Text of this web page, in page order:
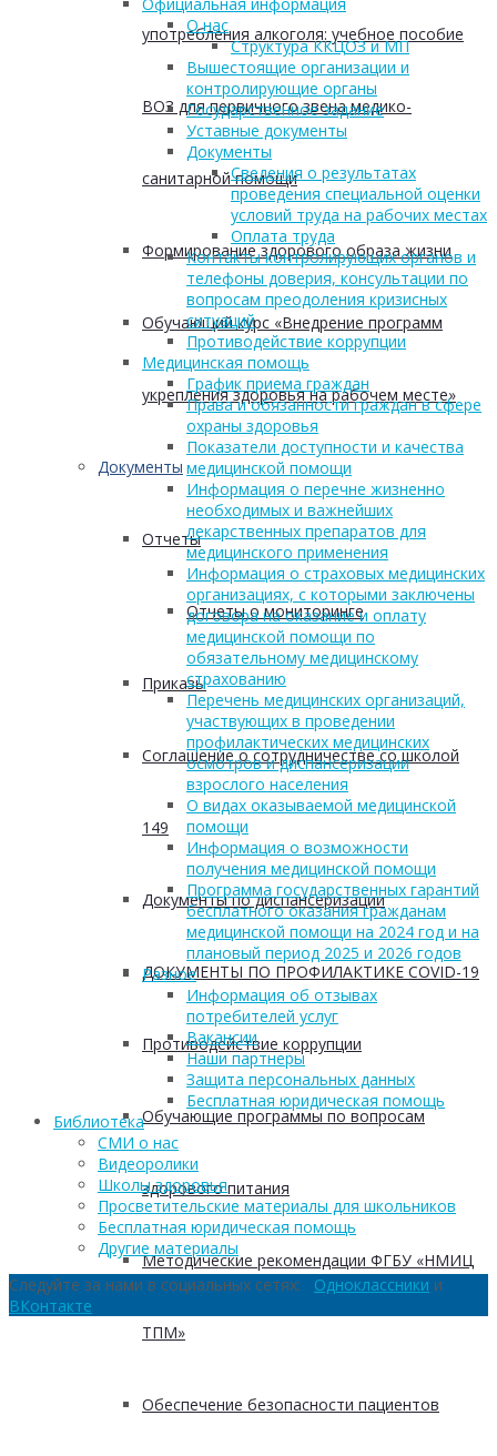
употребления алкоголя: учебное пособие
ВОЗ для первичного звена медико-
санитарной помощи
Формирование здорового образа жизни
Обучающий курс «Внедрение программ
укрепления здоровья на рабочем месте»
Документы
Отчеты
Отчеты о мониторинге
Приказы
Соглашение о сотрудничестве со школой
149
Документы по диспансеризации
ДОКУМЕНТЫ ПО ПРОФИЛАКТИКЕ COVID-19
Противодействие коррупции
Обучающие программы по вопросам
здорового питания
Методические рекомендации ФГБУ «НМИЦ
ТПМ»
Обеспечение безопасности пациентов
О нас
Структура ККЦОЗ и МП
Вышестоящие организации и
контролирующие органы
Государственное задание
Уставные документы
Документы
Сведения о результатах
проведения специальной оценки
условий труда на рабочих местах
Оплата труда
Контакты контролирующих органов и
телефоны доверия, консультации по
вопросам преодоления кризисных
ситуаций
Противодействие коррупции
Медицинская помощь
График приема граждан
Права и обязанности граждан в сфере
охраны здоровья
Показатели доступности и качества
медицинской помощи
Информация о перечне жизненно
необходимых и важнейших
лекарственных препаратов для
медицинского применения
Информация о страховых медицинских
организациях, с которыми заключены
договора на оказание и оплату
медицинской помощи по
обязательному медицинскому
страхованию
Перечень медицинских организаций,
участвующих в проведении
профилактических медицинских
осмотров и диспансеризации
взрослого населения
О видах оказываемой медицинской
помощи
Информация о возможности
получения медицинской помощи
Программа государственных гарантий
бесплатного оказания гражданам
медицинской помощи на 2024 год и на
плановый период 2025 и 2026 годов
Разное
Информация об отзывах
потребителей услуг
Вакансии
Наши партнеры
Защита персональных данных
Бесплатная юридическая помощь
Библиотека
СМИ о нас
Видеоролики
Школы здоровья
Просветительские материалы для школьников
Бесплатная юридическая помощь
Другие материалы
Следуйте за нами в социальных сетях: Одноклассники и
ВКонтакте